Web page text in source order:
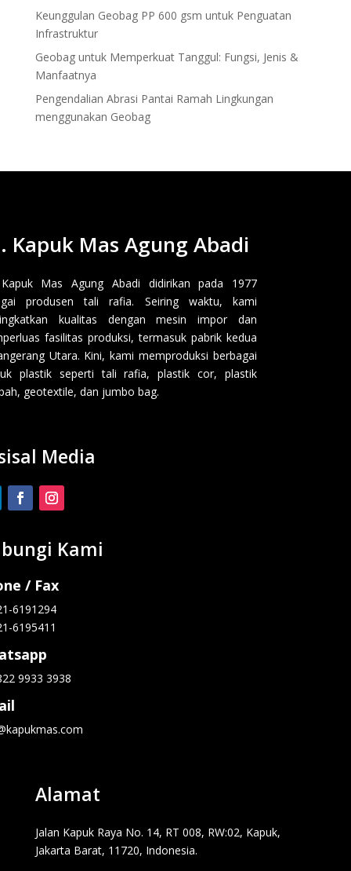
Keunggulan Geobag PP 600 gsm untuk Penguatan
Infrastruktur
Geobag untuk Memperkuat Tanggul: Fungsi, Jenis &
Manfaatnya
Pengendalian Abrasi Pantai Ramah Lingkungan
menggunakan Geobag
Kapuk Mas Agung Abadi
Mas Agung Abadi didirikan pada 1977
produsen tali rafia. Seiring waktu, kami
kualitas dengan mesin impor dan
fasilitas produksi, termasuk pabrik kedua
Utara. Kini, kami memproduksi berbagai
plastik seperti tali rafia, plastik cor, plastik
geotextile, dan jumbo bag.
Media
Kami
/ Fax
6191294
6195411
9933 3938
Alamat
Jalan Kapuk Raya No. 14, RT 008, RW:02, Kapuk,
Jakarta Barat, 11720, Indonesia.